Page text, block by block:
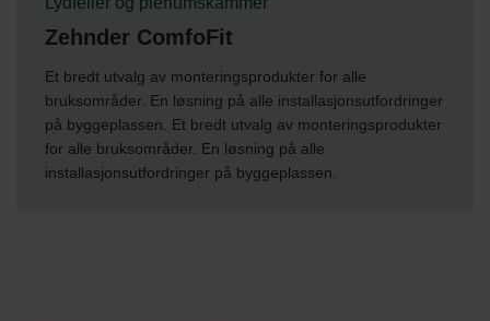
Zehnder ComfoFit
Et bredt utvalg av monteringsprodukter for alle
bruksområder. En løsning på alle installasjonsutfordringer
på byggeplassen. Et bredt utvalg av monteringsprodukter
for alle bruksområder. En løsning på alle
installasjonsutfordringer på byggeplassen.